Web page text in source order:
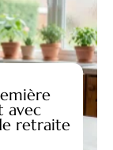
avec
retraite